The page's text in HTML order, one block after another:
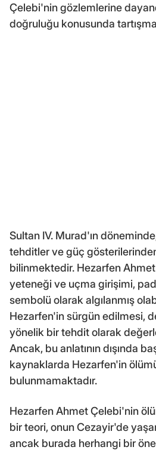
Çelebi'nin gözlemlerine
doğruluğu konusunda
Sultan IV. Murad'ın
tehditler ve güç
bilinmektedir. Hezarfen Ahmet
yeteneği ve uçma girişimi,
sembolü olarak algılanmış
Hezarfen'in sürgün edilmesi,
yönelik bir tehdit olarak
Ancak, bu anlatının dışında
kaynaklarda Hezarfen'in
bulunmamaktadır.
Hezarfen Ahmet Çelebi'nin
bir teori, onun Cezayir'de
ancak burada herhangi bir